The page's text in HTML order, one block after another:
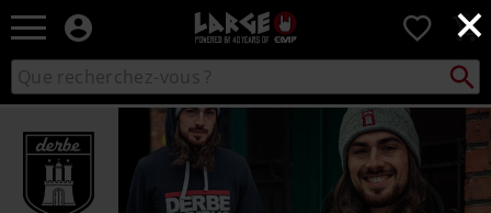
×
EMP
-
Merchandising
Gaming,
0
Rechercher
sur
catalogue